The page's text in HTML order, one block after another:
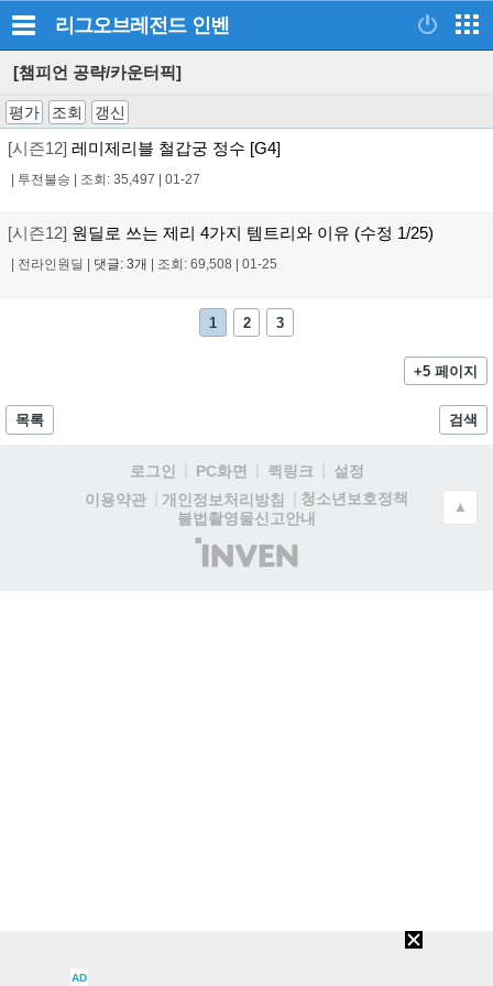
리그오브레전드 인벤
[챔피언 공략/카운터픽]
평가 조회 갱신
[시즌12] 레미제리블 철갑궁 정수 [G4]
투전불승 조회: 35,497 01-27
[시즌12] 원딜로 쓰는 제리 4가지 템트리와 이유 (수정 1/25)
전라인원딜 댓글: 3개 조회: 69,508 01-25
1 2 3
+5 페이지
목록 검색
로그인 PC화면 퀵링크
설정
이용약관
개인정보처리방침
청소년보호정책
불법촬영물신고안내
(주)
인
▲
AD